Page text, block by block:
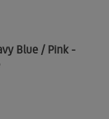
Blue / Pink -